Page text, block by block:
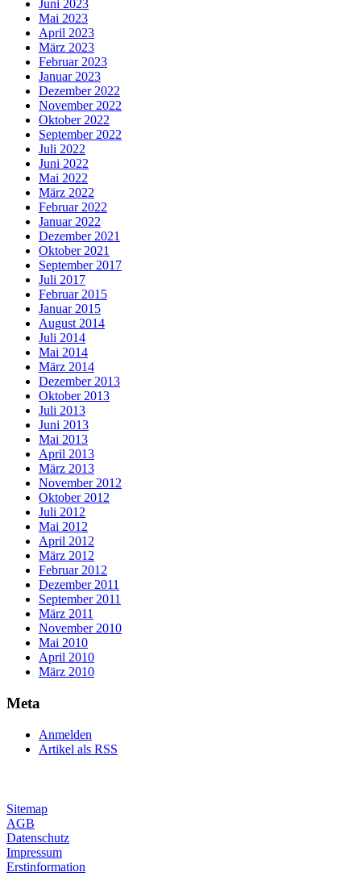
Juni 2023
Mai 2023
April 2023
März 2023
Februar 2023
Januar 2023
Dezember 2022
November 2022
Oktober 2022
September 2022
Juli 2022
Juni 2022
Mai 2022
März 2022
Februar 2022
Januar 2022
Dezember 2021
Oktober 2021
September 2017
Juli 2017
Februar 2015
Januar 2015
August 2014
Juli 2014
Mai 2014
März 2014
Dezember 2013
Oktober 2013
Juli 2013
Juni 2013
Mai 2013
April 2013
März 2013
November 2012
Oktober 2012
Juli 2012
Mai 2012
April 2012
März 2012
Februar 2012
Dezember 2011
September 2011
März 2011
November 2010
Mai 2010
April 2010
März 2010
Meta
Anmelden
Artikel als RSS
Sitemap
AGB
Datenschutz
Impressum
Erstinformation